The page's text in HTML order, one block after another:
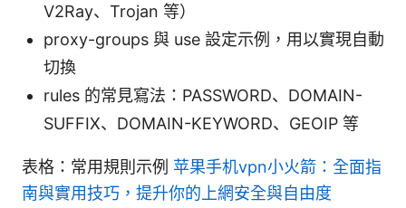
V2Ray、Trojan 等）
proxy-groups 與 use 設定示例，用以實現自動
切換
rules 的常見寫法：PASSWORD、DOMAIN-
SUFFIX、DOMAIN-KEYWORD、GEOIP 等
表格：常用規則示例 苹果手机vpn小火箭：全面指
南與實用技巧，提升你的上網安全與自由度